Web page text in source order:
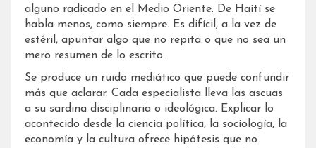
alguno radicado en el Medio Oriente. De Haití se
habla menos, como siempre. Es difícil, a la vez de
estéril, apuntar algo que no repita o que no sea un
mero resumen de lo escrito.
Se produce un ruido mediático que puede confundir
más que aclarar. Cada especialista lleva las ascuas
a su sardina disciplinaria o ideológica. Explicar lo
acontecido desde la ciencia política, la sociología, la
economía y la cultura ofrece hipótesis que no